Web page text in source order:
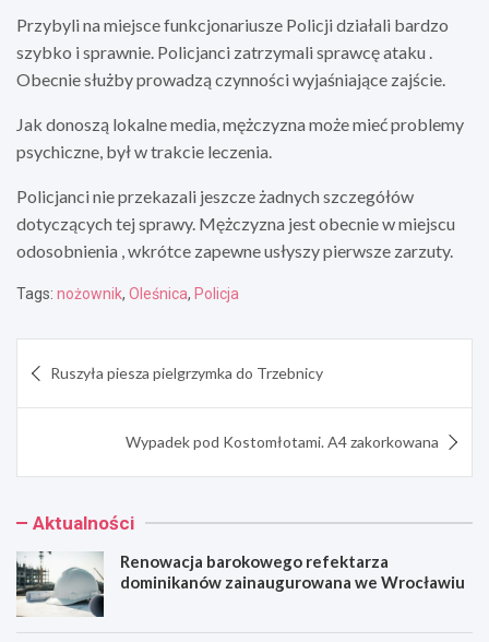
Przybyli na miejsce funkcjonariusze Policji działali bardzo
szybko i sprawnie. Policjanci zatrzymali sprawcę ataku .
Obecnie służby prowadzą czynności wyjaśniające zajście.
Jak donoszą lokalne media, mężczyzna może mieć problemy
psychiczne, był w trakcie leczenia.
Policjanci nie przekazali jeszcze żadnych szczegółów
dotyczących tej sprawy. Mężczyzna jest obecnie w miejscu
odosobnienia , wkrótce zapewne usłyszy pierwsze zarzuty.
Tags: nożownik, Oleśnica, Policja
wpisu
Ruszyła piesza pielgrzymka do Trzebnicy
Wypadek pod Kostomłotami. A4 zakorkowana
Aktualności
Renowacja barokowego refektarza
dominikanów zainaugurowana we Wrocławiu